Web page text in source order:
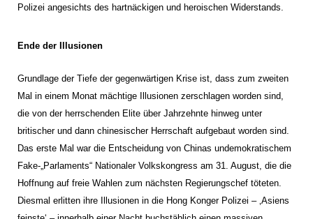
Polizei angesichts des hartnäckigen und heroischen Widerstands.
Ende der Illusionen
Grundlage der Tiefe der gegenwärtigen Krise ist, dass zum zweiten
Mal in einem Monat mächtige Illusionen zerschlagen worden sind,
die von der herrschenden Elite über Jahrzehnte hinweg unter
britischer und dann chinesischer Herrschaft aufgebaut worden sind.
Das erste Mal war die Entscheidung von Chinas undemokratischem
Fake-„Parlaments“ Nationaler Volkskongress am 31. August, die die
Hoffnung auf freie Wahlen zum nächsten Regierungschef töteten.
Diesmal erlitten ihre Illusionen in die Hong Konger Polizei – ‚Asiens